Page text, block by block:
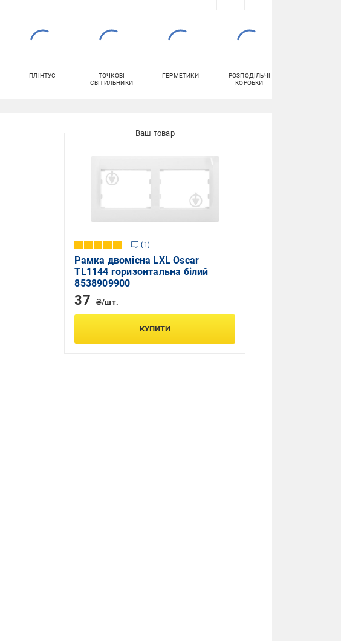
ПЛІНТУС
ТОЧКОВІ
СВІТИЛЬНИКИ
ГЕРМЕТИКИ
РОЗПОДІЛЬЧІ
КОРОБКИ
1
Рамка двомісна LXL Oscar
TL1144 горизонтальна білий
8538909900
37 ₴/шт.
КУПИТИ